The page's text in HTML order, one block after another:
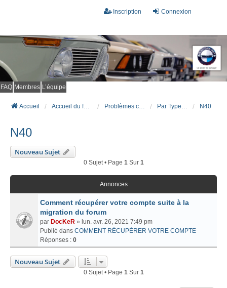
Connexion
Inscription
FAQ Membres L’équipe
Accueil Accueil du forum Problèmes connus et résolus (FAQ) Par Type Moteur (ESSENCE) N40
N40
Nouveau Sujet
0 Sujet • Page 1Sur 1
Annonces
Comment récupérer votre compte suite à la
migration du forum
par DocKeR » lun. avr. 26, 2021 7:49 pm
Publié dans COMMENT RÉCUPÉRER VOTRE COMPTE
Réponses : 0
Nouveau Sujet
0 Sujet • Page 1Sur 1